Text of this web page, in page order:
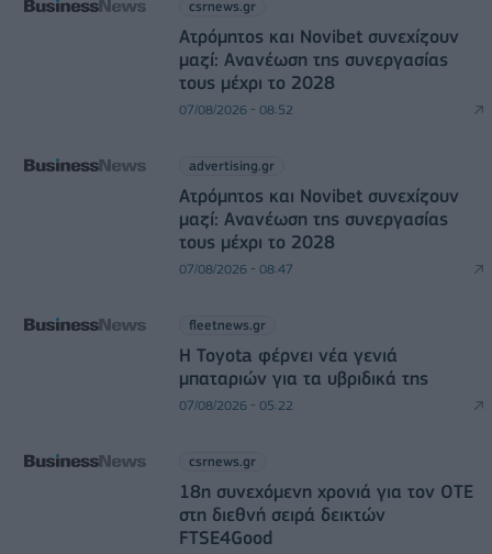
csrnews.gr
Ατρόμητος και Novibet συνεχίζουν
μαζί: Ανανέωση της συνεργασίας
τους μέχρι το 2028
07/08/2026 - 08:52
advertising.gr
Ατρόμητος και Novibet συνεχίζουν
μαζί: Ανανέωση της συνεργασίας
τους μέχρι το 2028
07/08/2026 - 08:47
fleetnews.gr
Η Toyota φέρνει νέα γενιά
μπαταριών για τα υβριδικά της
07/08/2026 - 05:22
csrnews.gr
18η συνεχόμενη χρονιά για τον ΟΤΕ
στη διεθνή σειρά δεικτών
FTSE4Good